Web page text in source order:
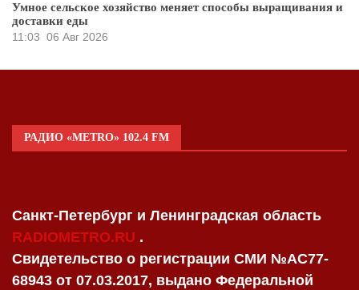
Умное сельское хозяйство меняет способы выращивания и
доставки еды
11:03 06 Авг 2026
РАДИО «METRO» 102.4 FM
Санкт-Петербург и Ленинградская область
RADIOMETRO.RU .
Свидетельство о регистрации СМИ №AC77-
68943 от 07.03.2017, выдано Федеральной